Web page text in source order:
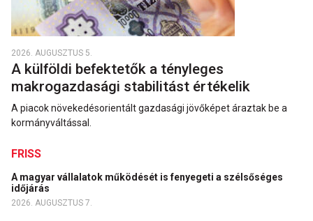
2026. AUGUSZTUS 5.
A külföldi befektetők a tényleges
makrogazdasági stabilitást értékelik
A piacok növekedésorientált gazdasági jövőképet áraztak be a
kormányváltással.
FRISS
A magyar vállalatok működését is fenyegeti a szélsőséges
időjárás
2026. AUGUSZTUS 7.